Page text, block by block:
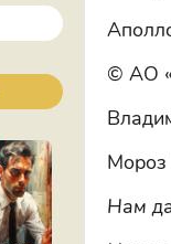
© АО
Мороз
Нам